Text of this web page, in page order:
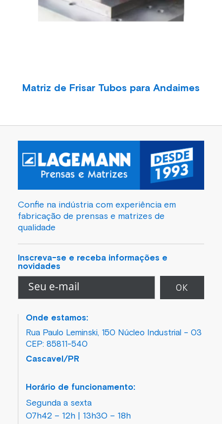
Matriz de Frisar Tubos para Andaimes
Confie na indústria com experiência em
fabricação de prensas e matrizes de
qualidade
Inscreva-se e receba informações e
novidades
Onde estamos:
Rua Paulo Leminski, 150 Núcleo Industrial – 03
CEP: 85811-540
Cascavel/PR
Horário de funcionamento:
Segunda a sexta
07h42 – 12h | 13h30 – 18h